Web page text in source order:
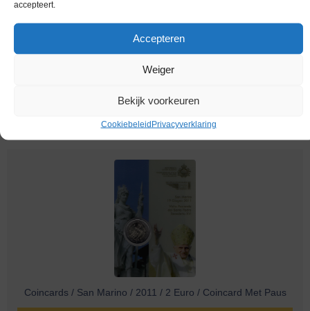
accepteert.
Accepteren
Weiger
Bekijk voorkeuren
CookiebeleidPrivacyverklaring
Coincards / San Marino / 2011 / 2 Euro / Coincard Met Paus